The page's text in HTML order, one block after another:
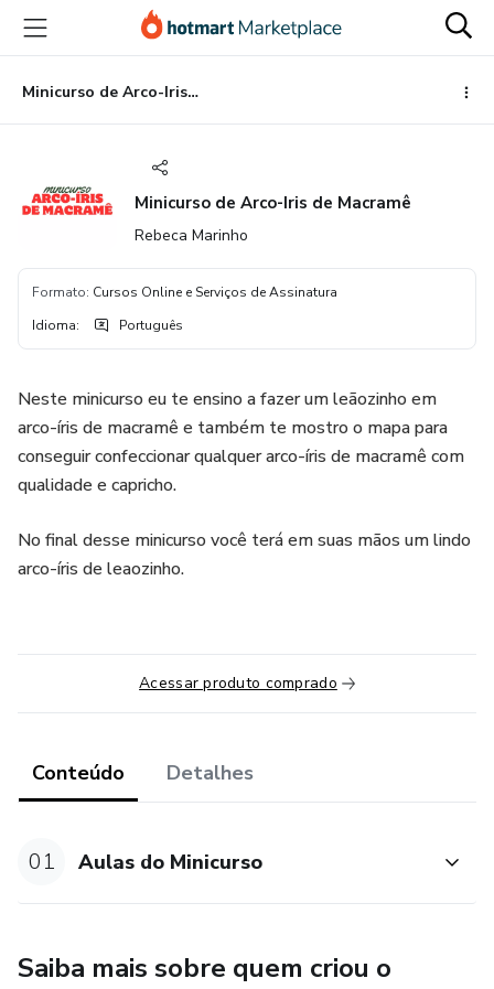
para
conteúdo
principal
para
pagamento
para
rodapé
Minicurso de Arco-Iris de Macramê
Minicurso de Arco-Iris de Macramê
Rebeca Marinho
Formato: Cursos Online e Serviços de Assinatura
Idioma: Português
Neste minicurso eu te ensino a fazer um leãozinho em
arco-íris de macramê e também te mostro o mapa para
conseguir confeccionar qualquer arco-íris de macramê com
qualidade e capricho.
No final desse minicurso você terá em suas mãos um lindo
arco-íris de leaozinho.
Acessar produto comprado
Conteúdo Detalhes
01 Aulas do Minicurso
Saiba mais sobre quem criou o